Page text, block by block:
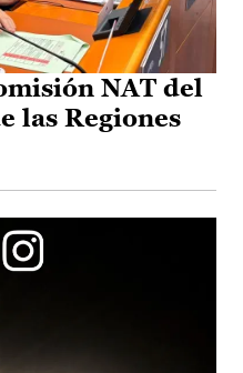
NAT del
las Regiones